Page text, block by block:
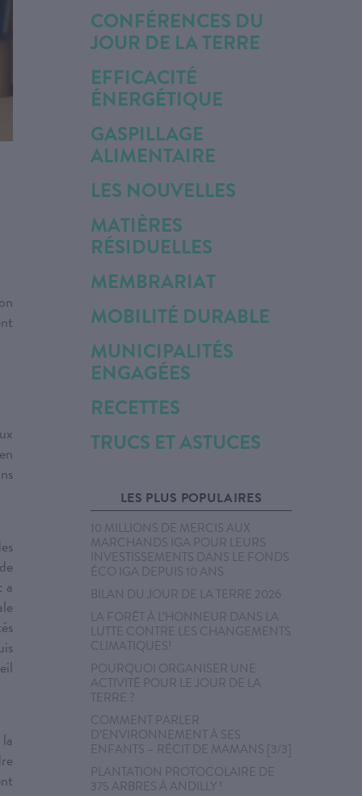
a
CONFÉRENCES DU
JOUR DE LA TERRE
EFFICACITÉ
ÉNERGÉTIQUE
GASPILLAGE
ALIMENTAIRE
LES NOUVELLES
MATIÈRES
RÉSIDUELLES
MEMBRARIAT
MOBILITÉ DURABLE
MUNICIPALITÉS
ENGAGÉES
RECETTES
TRUCS ET ASTUCES
LES PLUS POPULAIRES
10 MILLIONS DE MERCIS AUX
MARCHANDS IGA POUR LEURS
INVESTISSEMENTS DANS LE FONDS
ÉCO IGA DEPUIS 10 ANS
BILAN DU JOUR DE LA TERRE 2026
LA FORÊT À L’HONNEUR DANS LA
LUTTE CONTRE LES CHANGEMENTS
CLIMATIQUES!
POURQUOI ORGANISER UNE
ACTIVITÉ POUR LE JOUR DE LA
TERRE ?
COMMENT PARLER
D’ENVIRONNEMENT À SES
ENFANTS – RÉCIT DE MAMANS [3/3]
PLANTATION PROTOCOLAIRE DE
375 ARBRES À ANDILLY !